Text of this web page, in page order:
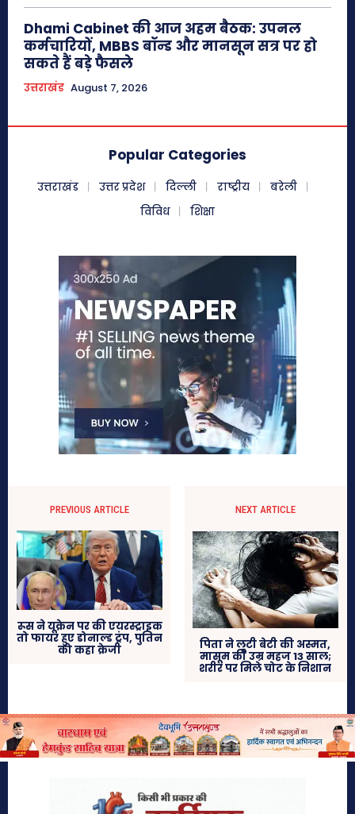
Dhami Cabinet की आज अहम बैठक: उपनल
कर्मचारियों, MBBS बॉन्ड और मानसून सत्र पर हो
सकते हैं बड़े फैसले
उत्तराखंड August 7, 2026
Popular Categories
उत्तराखंड उत्तर प्रदेश दिल्ली राष्ट्रीय
बरेली
विविध
शिक्षा
PREVIOUS ARTICLE
रूस ने यूक्रेन पर की एयरस्ट्राइक
तो फायर हुए डोनाल्ड ट्रंप, पुतिन
को कहा क्रेजी
NEXT ARTICLE
पिता ने लूटी बेटी की अस्मत,
मासूम की उम्र महज 13 साल;
शरीर पर मिले चोट के निशान